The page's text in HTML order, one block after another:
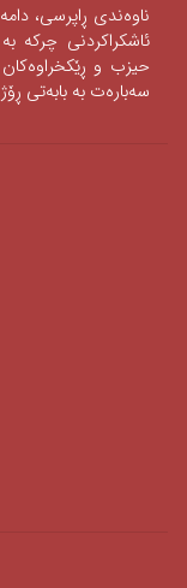
ناوه‌ندی‌ ڕاپرسی‌،
ئاشكراكردنی‌‌ چركه‌
حیزب و
سه‌باره‌ت به‌ بابه‌تی‌